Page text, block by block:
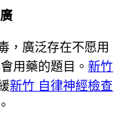
，廣泛存在不愿用
會用藥的題目。新竹
新竹 自律神經檢查